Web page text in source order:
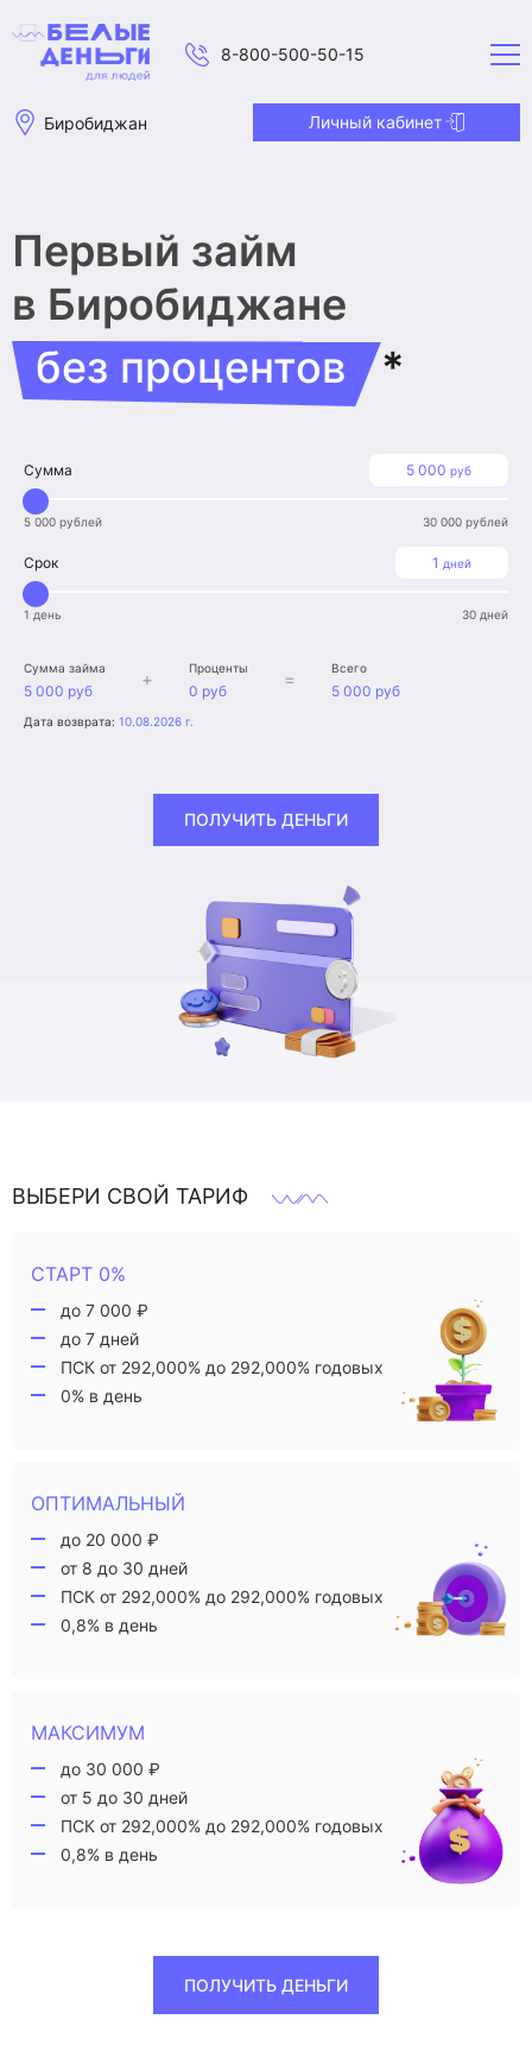
8-800-500-50-15
Биробиджан Личный кабинет
Первый займ
в Биробиджане
без процентов
*
5 000 руб
Сумма
5 000 рублей 30 000 рублей
1 дней
Срок
1 день 30 дней
Сумма займа
5 000 руб
+ Проценты
0 руб
= Всего
5 000 руб
Дата возврата: 10.08.2026 г.
ПОЛУЧИТЬ ДЕНЬГИ
ВЫБЕРИ СВОЙ ТАРИФ
СТАРТ 0%
до 7 000 ₽
до 7 дней
ПСК от 292,000% до 292,000% годовых
0% в день
ОПТИМАЛЬНЫЙ
до 20 000 ₽
от 8 до 30 дней
ПСК от 292,000% до 292,000% годовых
0,8% в день
МАКСИМУМ
до 30 000 ₽
от 5 до 30 дней
ПСК от 292,000% до 292,000% годовых
0,8% в день
ПОЛУЧИТЬ ДЕНЬГИ